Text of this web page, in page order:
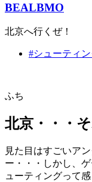
BEALBMO
北京へ行くぜ！
#シューティ
ふち
北京・・・
見た目はすごいア
ー・・・しかし、
ューティングって